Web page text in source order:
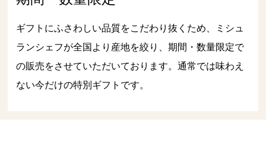
ギフトにふさわしい品質をこだわり抜くため、ミシュ
ランシェフが全国より産地を絞り、期間・数量限定で
の販売をさせていただいております。通常では味わえ
ない今だけの特別ギフトです。